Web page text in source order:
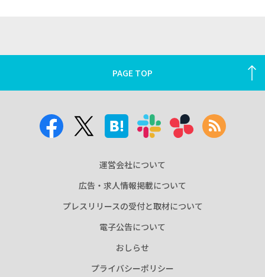
PAGE TOP
運営会社について
広告・求人情報掲載について
プレスリリースの受付と取材について
電子公告について
おしらせ
プライバシーポリシー